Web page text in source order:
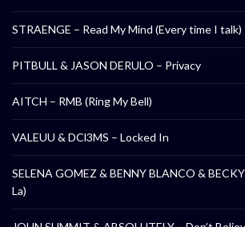
STRAENGE – Read My Mind (Every time I talk)
PITBULL & JASON DERULO – Privacy
AITCH – RMB (Ring My Bell)
VALEUU & DCl3MS – Locked In
SELENA GOMEZ & BENNY BLANCO &
La)